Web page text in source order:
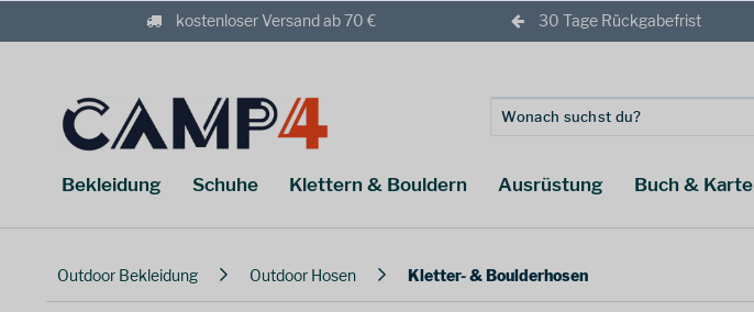
kostenloser Versand ab 70 € 30 Tage Rückgabefrist
Bekleidung Schuhe Klettern & Bouldern Ausrüstung Buch & Karte
Outdoor Bekleidung Outdoor Hosen Kletter- & Boulderhosen